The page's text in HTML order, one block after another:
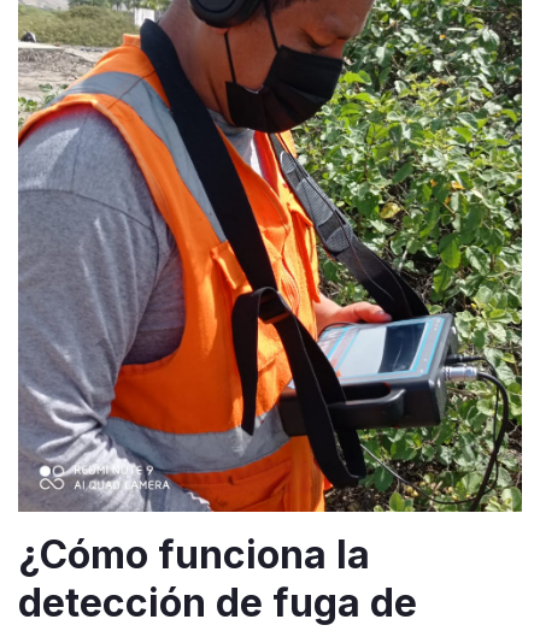
¿Cómo funciona la
detección de fuga de